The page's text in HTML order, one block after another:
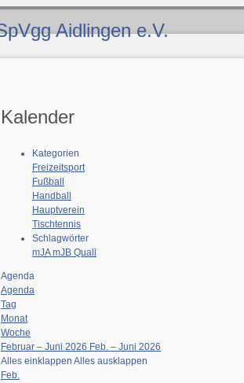
Kalender
Kategorien
Freizeitsport
Fußball
Handball
Hauptverein
Tischtennis
Schlagwörter
mJAmJB Quali
Agenda
Agenda
Tag
Monat
Woche
Februar – Juni 2026 Feb. – Juni 2026
Alles einklappen Alles ausklappen
Feb.